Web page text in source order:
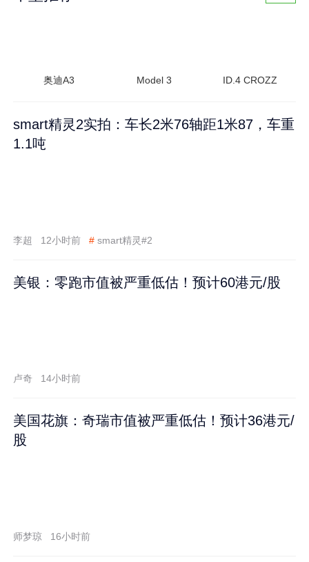
奥迪A3 Model 3 ID.4 CROZZ
smart精灵2实拍：车长2米76轴距1米87，车重
1.1吨
李超 12小时前 # smart精灵#2
美银：零跑市值被严重低估！预计60港元/股
卢奇 14小时前
美国花旗：奇瑞市值被严重低估！预计36港元/
股
师梦琼 16小时前